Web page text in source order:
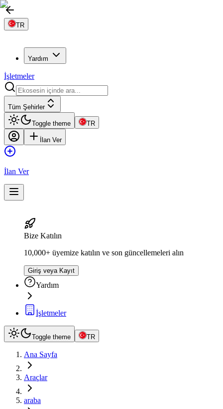
TR
Yardım
İşletmeler
Tüm Şehirler
Toggle theme TR
İlan Ver
İlan Ver
Bize Katılın
10,000+ üyemize katılın ve son güncellemeleri alın
Giriş veya Kayıt
Yardım
İşletmeler
Toggle theme TR
Ana Sayfa
Araçlar
araba